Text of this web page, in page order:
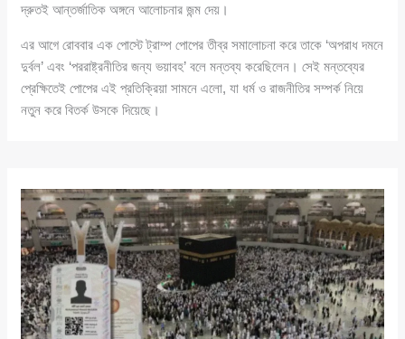
দ্রুতই আন্তর্জাতিক অঙ্গনে আলোচনার জন্ম দেয়।
এর আগে রোববার এক পোস্টে ট্রাম্প পোপের তীব্র সমালোচনা করে তাকে ‘অপরাধ দমনে
দুর্বল’ এবং ‘পররাষ্ট্রনীতির জন্য ভয়াবহ’ বলে মন্তব্য করেছিলেন। সেই মন্তব্যের
প্রেক্ষিতেই পোপের এই প্রতিক্রিয়া সামনে এলো, যা ধর্ম ও রাজনীতির সম্পর্ক নিয়ে
নতুন করে বিতর্ক উসকে দিয়েছে।